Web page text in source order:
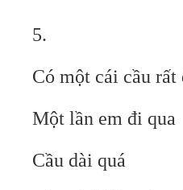
5.
Có một cái cầu rất
Một lần em đi qua
Cầu dài quá